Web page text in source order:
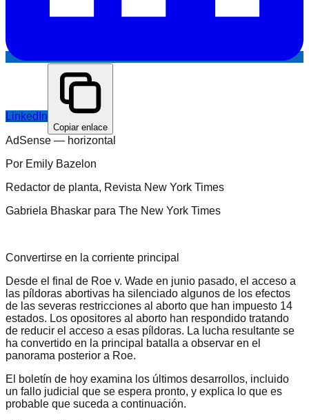
LinkedIn
Copiar enlace
AdSense — horizontal
Por Emily Bazelon
Redactor de planta, Revista New York Times
Gabriela Bhaskar para The New York Times
Convertirse en la corriente principal
Desde el final de Roe v. Wade en junio pasado, el acceso a
las píldoras abortivas ha silenciado algunos de los efectos
de las severas restricciones al aborto que han impuesto 14
estados. Los opositores al aborto han respondido tratando
de reducir el acceso a esas píldoras. La lucha resultante se
ha convertido en la principal batalla a observar en el
panorama posterior a Roe.
El boletín de hoy examina los últimos desarrollos, incluido
un fallo judicial que se espera pronto, y explica lo que es
probable que suceda a continuación.